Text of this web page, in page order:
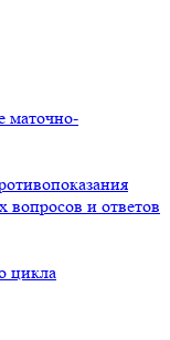
маточно-
и ответов
цикла